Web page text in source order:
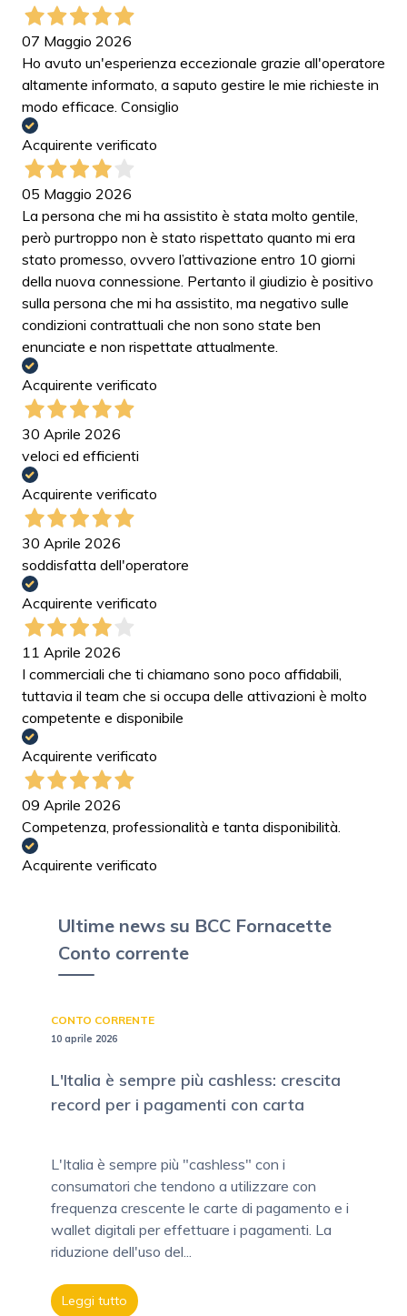
07 Maggio 2026
Ho avuto un'esperienza eccezionale grazie all'operatore
altamente informato, a saputo gestire le mie richieste in
modo efficace. Consiglio
Acquirente verificato
05 Maggio 2026
La persona che mi ha assistito è stata molto gentile,
però purtroppo non è stato rispettato quanto mi era
stato promesso, ovvero l’attivazione entro 10 giorni
della nuova connessione. Pertanto il giudizio è positivo
sulla persona che mi ha assistito, ma negativo sulle
condizioni contrattuali che non sono state ben
enunciate e non rispettate attualmente.
Acquirente verificato
30 Aprile 2026
veloci ed efficienti
Acquirente verificato
30 Aprile 2026
soddisfatta dell'operatore
Acquirente verificato
11 Aprile 2026
I commerciali che ti chiamano sono poco affidabili,
tuttavia il team che si occupa delle attivazioni è molto
competente e disponibile
Acquirente verificato
09 Aprile 2026
Competenza, professionalità e tanta disponibilità.
Acquirente verificato
Ultime news su BCC Fornacette
Conto corrente
CONTO CORRENTE
10 aprile 2026
L'Italia è sempre più cashless: crescita
record per i pagamenti con carta
L'Italia è sempre più "cashless" con i
consumatori che tendono a utilizzare con
frequenza crescente le carte di pagamento e i
wallet digitali per effettuare i pagamenti. La
riduzione dell'uso del...
Leggi tutto